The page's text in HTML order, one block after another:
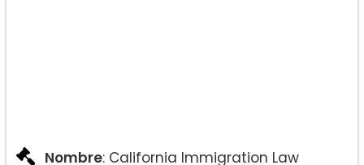
Nombre: California Immigration Law